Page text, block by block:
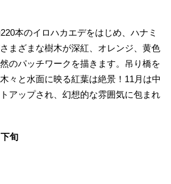
本のイロハカエデをはじめ、ハナミ
まざまな樹木が深紅、オレンジ、黄色
のパッチワークを描きます。吊り橋を
々と水面に映る紅葉は絶景！11月は中
アップされ、幻想的な雰囲気に包まれ
旬